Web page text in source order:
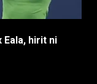
Eala, hirit ni